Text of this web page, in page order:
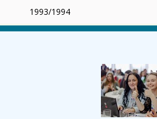
1993/1994